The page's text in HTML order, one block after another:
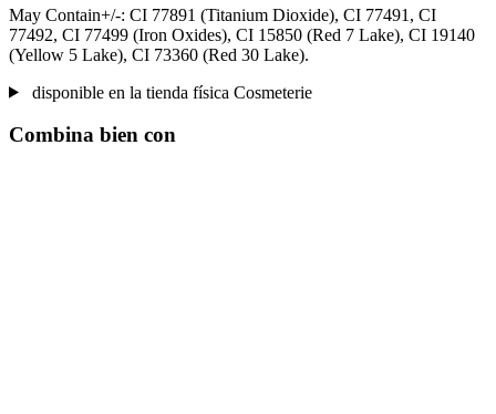
May Contain+/-: CI 77891 (Titanium Dioxide), CI 77491, CI
77492, CI 77499 (Iron Oxides), CI 15850 (Red 7 Lake), CI 19140
(Yellow 5 Lake), CI 73360 (Red 30 Lake).
disponible en la tienda física Cosmeterie
Combina bien con